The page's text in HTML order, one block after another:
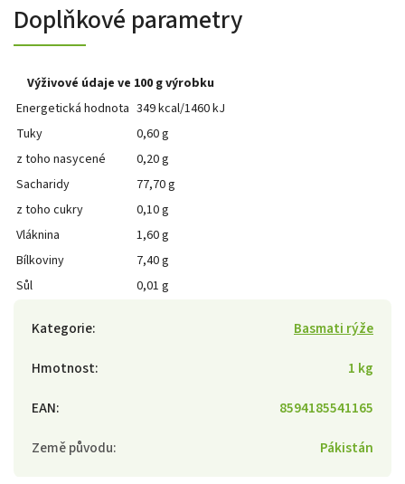
Doplňkové parametry
Výživové údaje ve 100 g výrobku
Energetická hodnota 349 kcal/1460 kJ
Tuky
0,60 g
z toho nasycené
0,20 g
Sacharidy
77,70 g
z toho cukry
0,10 g
Vláknina
1,60 g
Bílkoviny
7,40 g
Sůl
0,01 g
Kategorie:
Basmati rýže
Hmotnost:
1 kg
EAN:
8594185541165
Země původu: Pákistán